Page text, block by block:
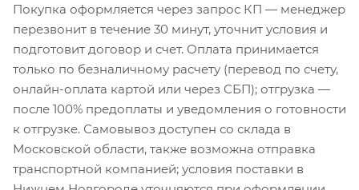
Покупка оформляется через запрос КП — менеджер
перезвонит в течение 30 минут, уточнит условия и
подготовит договор и счет. Оплата принимается
только по безналичному расчету (перевод по счету,
онлайн-оплата картой или через СБП); отгрузка —
после 100% предоплаты и уведомления о готовности
к отгрузке. Самовывоз доступен со склада в
Московской области, также возможна отправка
транспортной компанией; условия поставки в